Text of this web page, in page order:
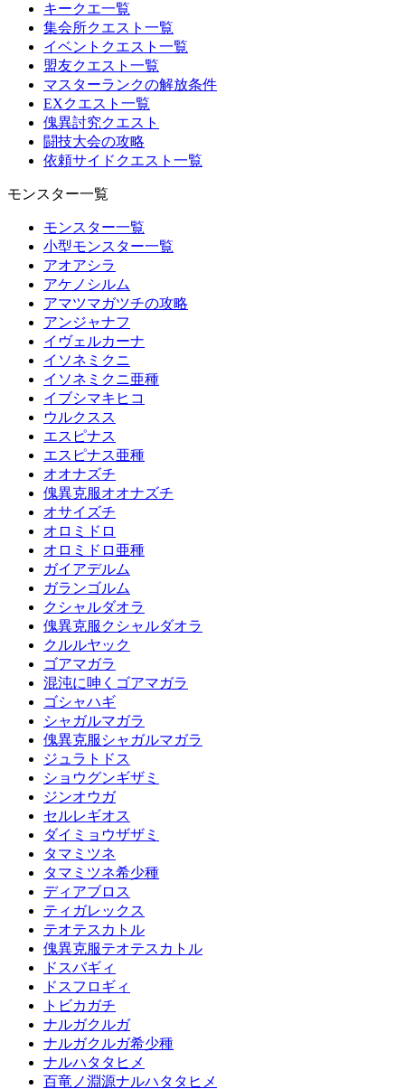
キークエ一覧
集会所クエスト一覧
イベントクエスト一覧
盟友クエスト一覧
マスターランクの解放条件
EXクエスト一覧
傀異討究クエスト
闘技大会の攻略
依頼サイドクエスト一覧
モンスター一覧
モンスター一覧
小型モンスター一覧
アオアシラ
アケノシルム
アマツマガツチの攻略
アンジャナフ
イヴェルカーナ
イソネミクニ
イソネミクニ亜種
イブシマキヒコ
ウルクスス
エスピナス
エスピナス亜種
オオナズチ
傀異克服オオナズチ
オサイズチ
オロミドロ
オロミドロ亜種
ガイアデルム
ガランゴルム
クシャルダオラ
傀異克服クシャルダオラ
クルルヤック
ゴアマガラ
混沌に呻くゴアマガラ
ゴシャハギ
シャガルマガラ
傀異克服シャガルマガラ
ジュラトドス
ショウグンギザミ
ジンオウガ
セルレギオス
ダイミョウザザミ
タマミツネ
タマミツネ希少種
ディアブロス
ティガレックス
テオテスカトル
傀異克服テオテスカトル
ドスバギィ
ドスフロギィ
トビカガチ
ナルガクルガ
ナルガクルガ希少種
ナルハタタヒメ
百竜ノ淵源ナルハタタヒメ